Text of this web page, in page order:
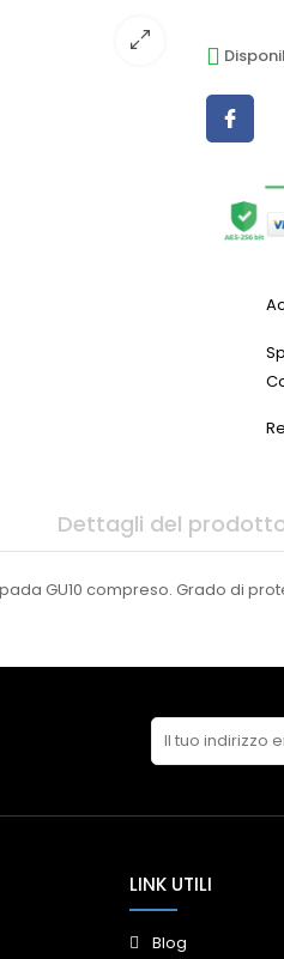
Dettagli del
GU10 compreso. Grado di
LINK UTILI
Blog